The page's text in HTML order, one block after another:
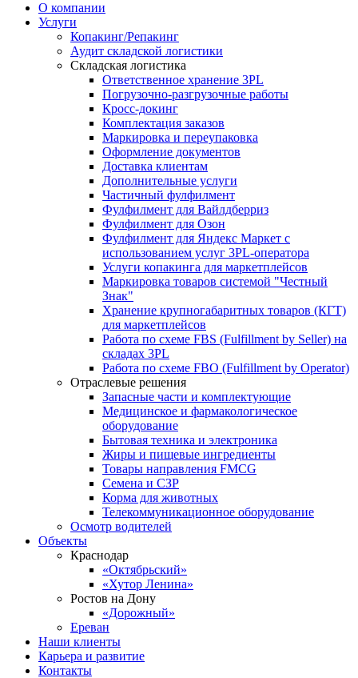
О компании
Услуги
Копакинг/Репакинг
Аудит складской логистики
Складская логистика
Ответственное хранение 3PL
Погрузочно-разгрузочные работы
Кросс-докинг
Комплектация заказов
Маркировка и переупаковка
Оформление документов
Доставка клиентам
Дополнительные услуги
Частичный фулфилмент
Фулфилмент для Вайлдберриз
Фулфилмент для Озон
Фулфилмент для Яндекс Маркет с
использованием услуг 3PL-оператора
Услуги копакинга для маркетплейсов
Маркировка товаров системой "Честный
Знак"
Хранение крупногабаритных товаров (КГТ)
для маркетплейсов
Работа по схеме FBS (Fulfillment by Seller) на
складах 3PL
Работа по схеме FBO (Fulfillment by Operator)
Отраслевые решения
Запасные части и комплектующие
Медицинское и фармакологическое
оборудование
Бытовая техника и электроника
Жиры и пищевые ингредиенты
Товары направления FMCG
Семена и СЗР
Корма для животных
Телекоммуникационное оборудование
Осмотр водителей
Объекты
Краснодар
«Октябрьский»
«Хутор Ленина»
Ростов на Дону
«Дорожный»
Ереван
Наши клиенты
Карьера и развитие
Контакты